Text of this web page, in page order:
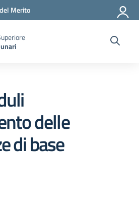
Merito
delle
di base